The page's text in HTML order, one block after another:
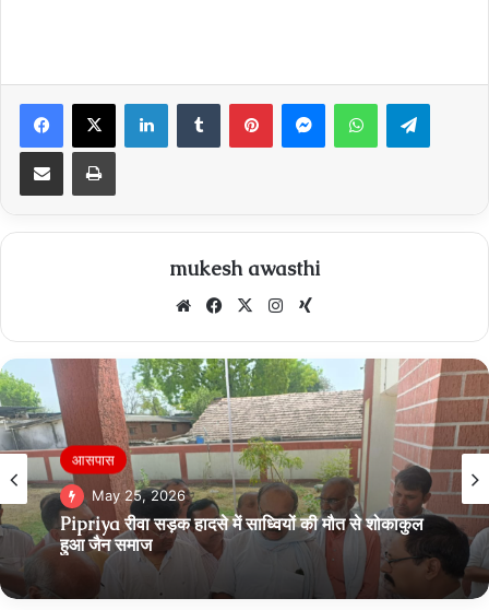
Facebook
X LinkedInTumblr PinterestMessengerWhatsApp
Share via Email Print
mukesh awasthi
WebsiteFacebook
X Instagram
आसपास
May 25, 2026
Breaking News
May 13, 2026
Narmdapuram सोहागपुर में आर आई के ऊपर 20 हजार
की रिश्वत का आरोप, जनसुनवाई में शिकायत